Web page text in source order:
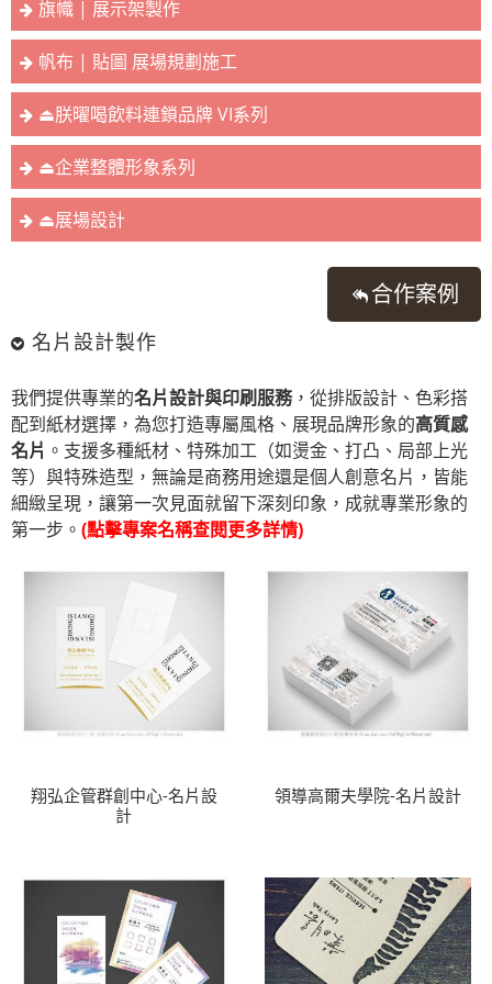
旗幟 | 展示架製作
帆布 | 貼圖 展場規劃施工
⏏︎朕曜喝飲料連鎖品牌 VI系列
⏏︎企業整體形象系列
⏏︎展場設計
合作案例
名片設計製作
我們提供專業的名片設計與印刷服務，從排版設計、色彩搭
配到紙材選擇，為您打造專屬風格、展現品牌形象的高質感
名片 。支援多種紙材、特殊加工（如燙金、打凸、局部上光
等）與特殊造型，無論是商務用途還是個人創意名片，皆能
細緻呈現，讓第一次見面就留下深刻印象，成就專業形象的
第一步。 (點擊專案名稱查閱更多詳情)
翔弘企管群創中心-名片設
計
領導高爾夫學院-名片設計